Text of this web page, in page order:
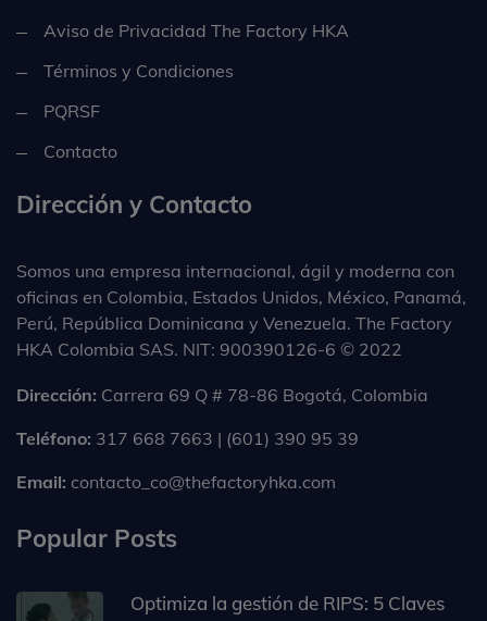
Aviso de Privacidad The Factory HKA
Términos y Condiciones
PQRSF
Contacto
Dirección y Contacto
Somos una empresa internacional, ágil y moderna con
oficinas en Colombia, Estados Unidos, México, Panamá,
Perú, República Dominicana y Venezuela. The Factory
HKA Colombia SAS. NIT: 900390126-6 © 2022
Dirección: Carrera 69 Q # 78-86 Bogotá, Colombia
Teléfono: 317 668 7663 | (601) 390 95 39
Email: contacto_co@thefactoryhka.com
Popular Posts
Optimiza la gestión de RIPS: 5 Claves